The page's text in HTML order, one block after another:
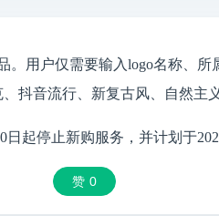
用户仅需要输入logo名称、
抖音流行、新复古风、自然主
起停止新购服务，并计划于
赞 0